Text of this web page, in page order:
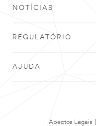
NOTÍCIAS
REGULATÓRIO
AJUDA
Apectos Legais